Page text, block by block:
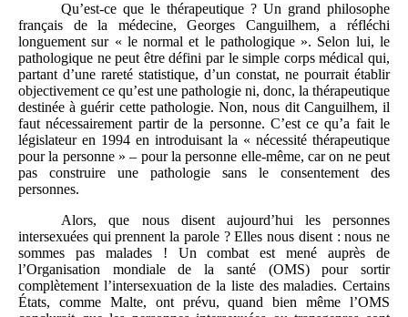
Qu’est-ce que le thérapeutique ? Un grand philosophe
français de la médecine, Georges Canguilhem, a réfléchi
longuement sur « le normal et le pathologique ». Selon lui, le
pathologique ne peut être défini par le simple corps médical qui,
partant d’une rareté statistique, d’un constat, ne pourrait établir
objectivement ce qu’est une pathologie ni, donc, la thérapeutique
destinée à guérir cette pathologie. Non, nous dit Canguilhem, il
faut nécessairement partir de la personne. C’est ce qu’a fait le
législateur en 1994 en introduisant la « nécessité thérapeutique
pour la personne » – pour la personne elle-même, car on ne peut
pas construire une pathologie sans le consentement des
personnes.
Alors, que nous disent aujourd’hui les personnes
intersexuées qui prennent la parole ? Elles nous disent : nous ne
sommes pas malades ! Un combat est mené auprès de
l’Organisation mondiale de la santé (OMS) pour sortir
complètement l’intersexuation de la liste des maladies. Certains
États, comme Malte, ont prévu, quand bien même l’OMS